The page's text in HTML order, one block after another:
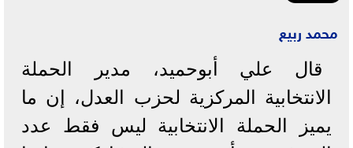
محمد ربيع
قال علي أبوحميد، مدير الحملة
الانتخابية المركزية لحزب العدل، إن ما
يميز الحملة الانتخابية ليس فقط عدد